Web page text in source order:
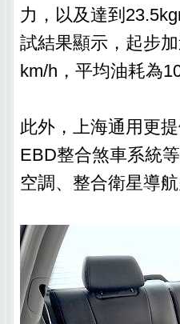
力，以及達到
試結果顯示，起步
km/h，平均油耗為
此外，上海通用更
EBD整合煞車系統
空調、整合衛星導